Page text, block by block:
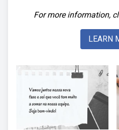
For more information,
LEARN